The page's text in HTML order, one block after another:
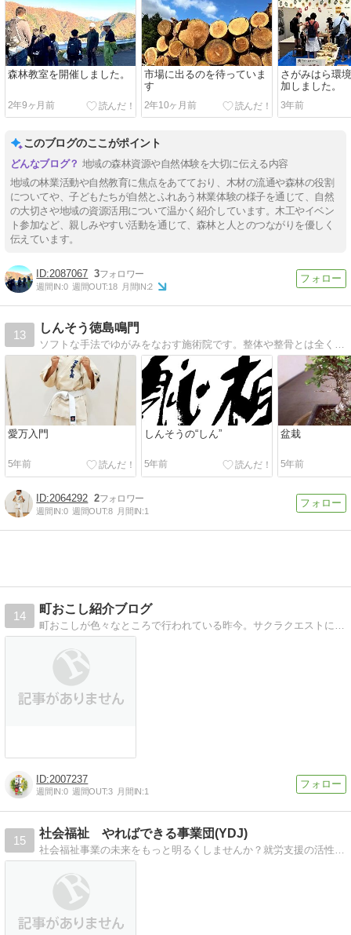
森林教室を開催しました。
2年9ヶ月前
市場に出るのを待っていま
す
2年10ヶ月前
さがみはら環
加しました。
3年前
このブログのここがポイント
地域の森林資源や自然体験を大切に伝える内容
地域の林業活動や自然教育に焦点をあてており、木材の流通や森林の役割
についてや、子どもたちが自然とふれあう林業体験の様子を通じて、自然
の大切さや地域の資源活用について温かく紹介しています。木工やイベン
ト参加など、親しみやすい活動を通じて、森林と人とのつながりを優しく
伝えています。
2087067 3
週間IN:0 週間OUT:18 月間IN:2
13
しんそう徳島鳴門
愛万入門
5年前
しんそうの“しん”
5年前
盆栽
5年前
2064292 2
週間IN:0 週間OUT:8 月間IN:1
14
町おこし紹介ブログ
2007237
週間IN:0 週間OUT:3 月間IN:1
15
社会福祉 やればできる事業団(YDJ)